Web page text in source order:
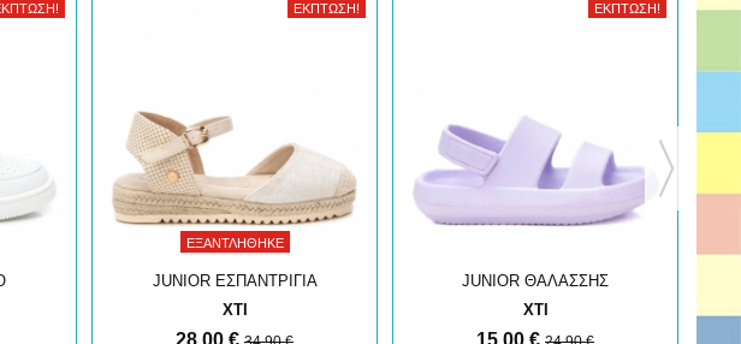
ΈΚΠΤΩΣΗ!
ΕΞΑΝΤΛΉΘΗΚΕ
JUNIOR ΕΣΠΑΝΤΡΙΓΙΑ
XTI
ΈΚΠΤΩΣΗ!
JUNIOR ΘΑΛΑΣΣΗΣ
XTI